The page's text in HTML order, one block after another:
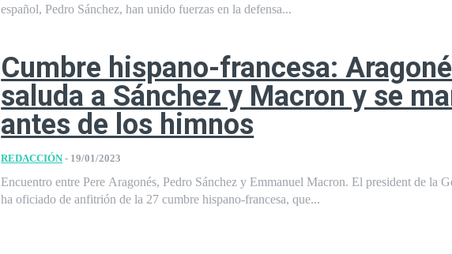
español, Pedro Sánchez, han unido fuerzas en la defensa...
Cumbre hispano-francesa:
saluda a Sánchez y Macron y se
antes de los himnos
REDACCIÓN - 19/01/2023
Encuentro entre Pere Aragonés, Pedro Sánchez y Emmanuel Macron. El president de la
ha oficiado de anfitrión de la 27 cumbre hispano-francesa, que...